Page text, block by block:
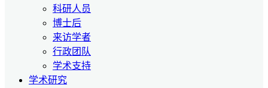
科研人员
博士后
来访学者
行政团队
学术支持
学术研究